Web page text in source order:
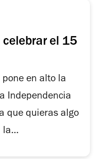
celebrar el 15
pone en alto la
Independencia
que quieras algo
la...